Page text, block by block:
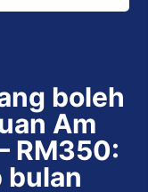
boleh
Am
RM350:
bulan